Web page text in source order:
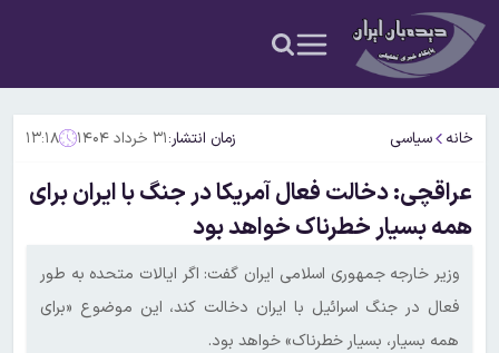
خانه سیاسی زمان انتشار:۳۱ خرداد ۱۴۰۴ ۱۳:۱۸
عراقچی: دخالت فعال آمریکا در جنگ با ایران برای
همه بسیار خطرناک خواهد بود
وزیر خارجه جمهوری اسلامی ایران گفت: اگر ایالات متحده به طور
فعال در جنگ اسرائیل با ایران دخالت کند، این موضوع «برای
همه بسیار، بسیار خطرناک» خواهد بود.